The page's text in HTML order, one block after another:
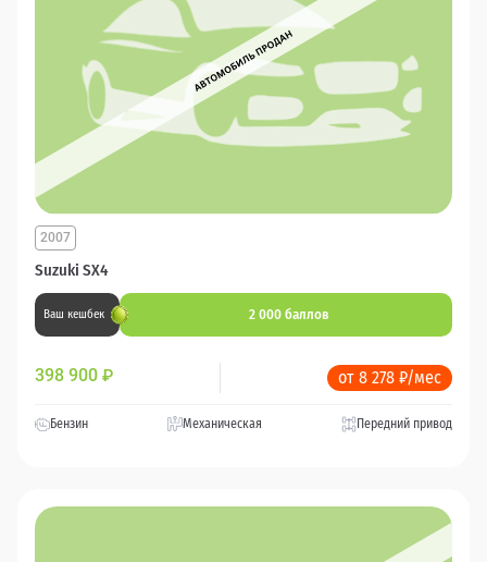
Suzuki SX4
2007
Ваш кешбек 2 000 баллов
398 900 ₽ от 8 278 ₽/мес
Бензин Механическая Передний привод